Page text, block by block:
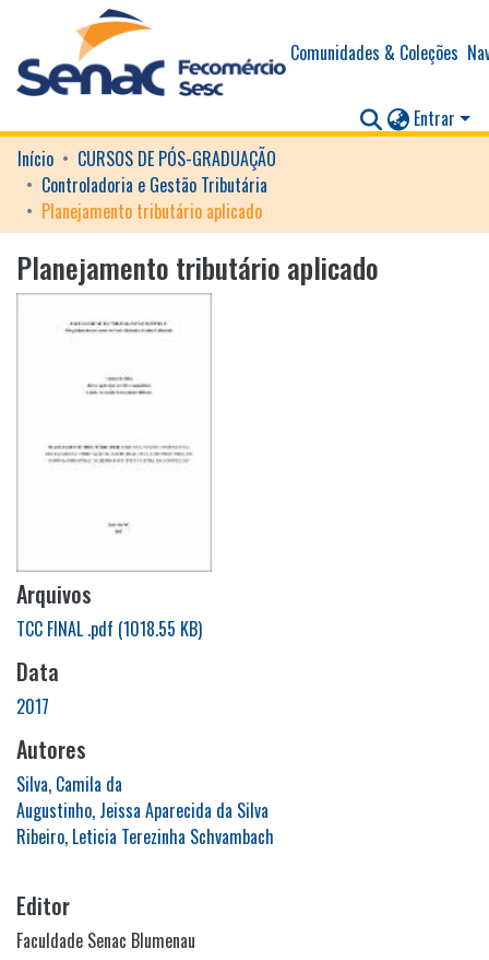
Comunidades & Coleções
Entrar
Início
CURSOS DE PÓS-GRADUAÇÃO
Controladoria e Gestão Tributária
Planejamento tributário aplicado
Planejamento tributário aplicado
Arquivos
TCC FINAL .pdf (1018.55 KB)
Data
2017
Autores
Silva, Camila da
Augustinho, Jeissa Aparecida da Silva
Ribeiro, Leticia Terezinha Schvambach
Editor
Faculdade Senac Blumenau